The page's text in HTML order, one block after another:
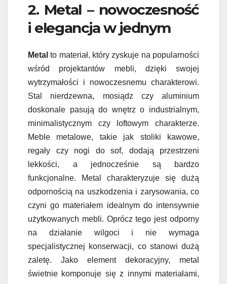
2. Metal – nowoczesność
i elegancja w jednym
Metal to materiał, który zyskuje na popularności
wśród projektantów mebli, dzięki swojej
wytrzymałości i nowoczesnemu charakterowi.
Stal nierdzewna, mosiądz czy aluminium
doskonale pasują do wnętrz o industrialnym,
minimalistycznym czy loftowym charakterze.
Meble metalowe, takie jak stoliki kawowe,
regały czy nogi do sof, dodają przestrzeni
lekkości, a jednocześnie są bardzo
funkcjonalne. Metal charakteryzuje się dużą
odpornością na uszkodzenia i zarysowania, co
czyni go materiałem idealnym do intensywnie
użytkowanych mebli. Oprócz tego jest odporny
na działanie wilgoci i nie wymaga
specjalistycznej konserwacji, co stanowi dużą
zaletę. Jako element dekoracyjny, metal
świetnie komponuje się z innymi materiałami,